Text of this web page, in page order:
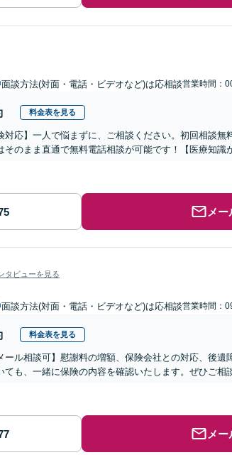
面談方法(対面・電話・ビデオなど)は応相談営業時間：
料金表を見る
対応】一人で悩まずに、ご相談ください。初回相談
のまま直通で無料電話相談が可能です！【医療知識
メ
タビューを見る
面談方法(対面・電話・ビデオなど)は応相談営業時間：
料金表を見る
ール相談可】慰謝料の増額、保険会社との対応、後
も、一緒に保険の内容を確認いたします。ぜひご相
メ